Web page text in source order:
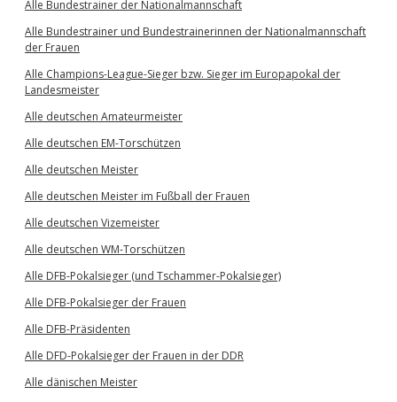
Alle Bundestrainer der Nationalmannschaft
Alle Bundestrainer und Bundestrainerinnen der Nationalmannschaft
der Frauen
Alle Champions-League-Sieger bzw. Sieger im Europapokal der
Landesmeister
Alle deutschen Amateurmeister
Alle deutschen EM-Torschützen
Alle deutschen Meister
Alle deutschen Meister im Fußball der Frauen
Alle deutschen Vizemeister
Alle deutschen WM-Torschützen
Alle DFB-Pokalsieger (und Tschammer-Pokalsieger)
Alle DFB-Pokalsieger der Frauen
Alle DFB-Präsidenten
Alle DFD-Pokalsieger der Frauen in der DDR
Alle dänischen Meister